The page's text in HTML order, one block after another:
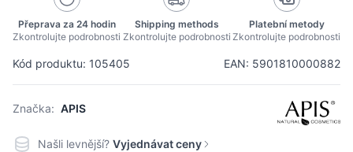
Kód produktu: 105405 EAN: 5901810000882
Značka: APIS
Přeprava za 24 hodin
Zkontrolujte podrobnosti
Shipping methods
Zkontrolujte podrobnosti
Platební metody
Zkontrolujte podrobnosti
Našli levnější? Vyjednávat ceny